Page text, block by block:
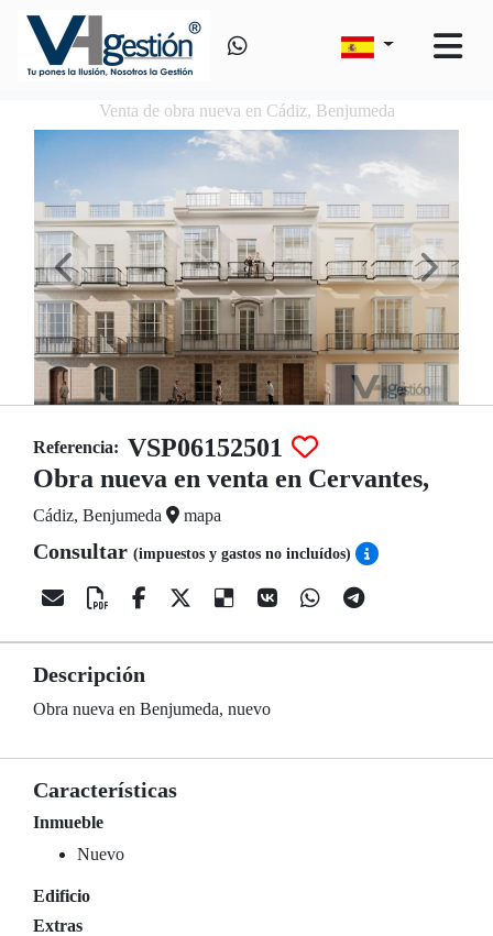
Venta de obra nueva en Cádiz, Benjumeda
Referencia: VSP06152501
Obra nueva en venta en Cervantes,
Cádiz, Benjumeda mapa
Consultar (impuestos y gastos no incluídos)
Descripción
Obra nueva en Benjumeda, nuevo
Características
Inmueble
Nuevo
Edificio
Extras